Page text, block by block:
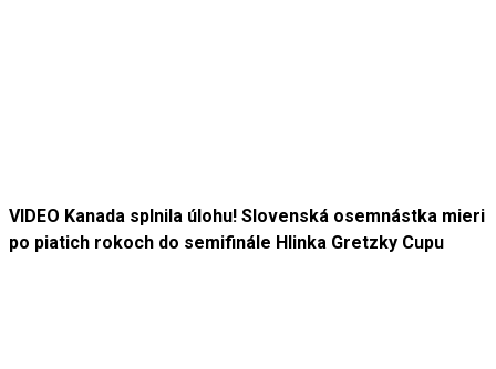
VIDEO Kanada splnila úlohu! Slovenská osemnástka mieri
po piatich rokoch do semifinále Hlinka Gretzky Cupu